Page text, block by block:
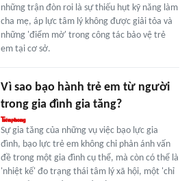
những trận đòn roi là sự thiếu hụt kỹ năng làm
cha mẹ, áp lực tâm lý không được giải tỏa và
những 'điểm mờ' trong công tác bảo vệ trẻ
em tại cơ sở.
Vì sao bạo hành trẻ em từ người
trong gia đình gia tăng?
Sự gia tăng của những vụ việc bạo lực gia
đình, bạo lực trẻ em không chỉ phản ánh vấn
đề trong một gia đình cụ thể, mà còn có thể là
'nhiệt kế' đo trạng thái tâm lý xã hội, một 'chỉ